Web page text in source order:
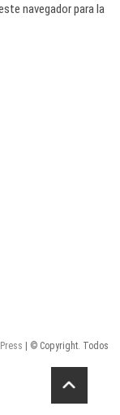
navegador para la
| © Copyright. Todos